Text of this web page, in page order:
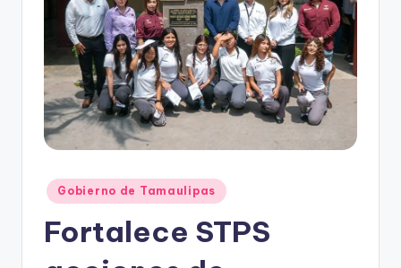
Publicado
en
Gobierno de Tamaulipas
Fortalece STPS